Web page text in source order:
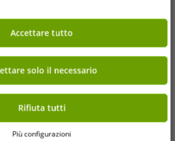
il Reso
da 49 € (DE)
Accettare tutto
solo il necessario
Rifiuta tutti
Più configurazioni